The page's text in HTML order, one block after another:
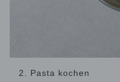
2. Pasta kochen